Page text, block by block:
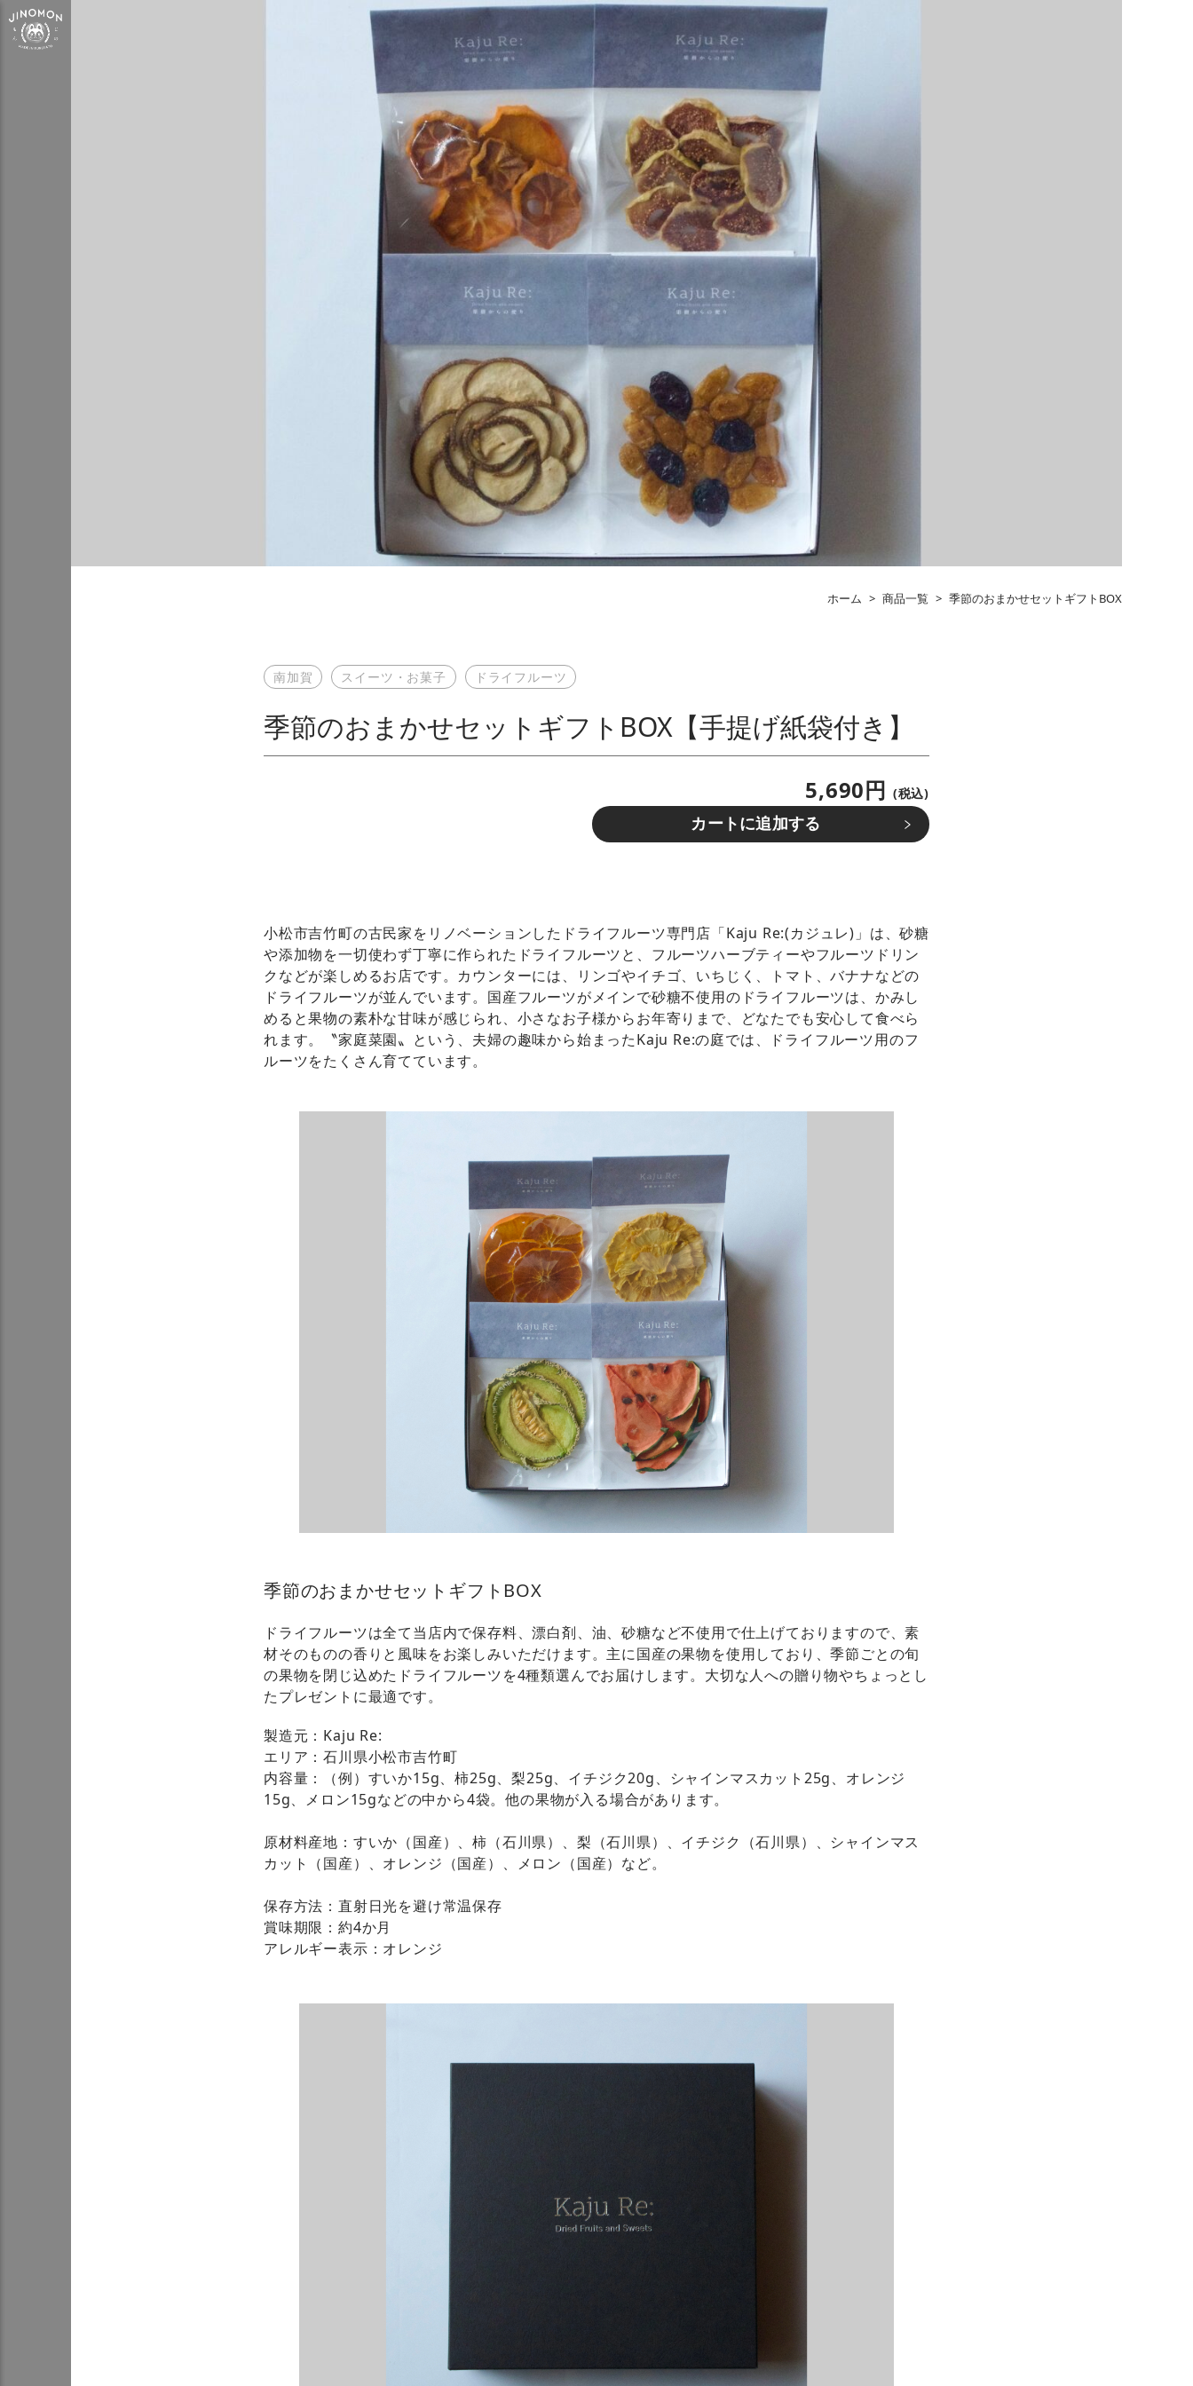
ホーム > 商品一覧 > 季節のおまかせセットギフトBOX
南加賀 スイーツ・お菓子 ドライフルーツ
季節のおまかせセットギフトBOX【手提げ紙袋付き】
5,690円 (税込)
カートに追加する
小松市吉竹町の古民家をリノベーションしたドライフルーツ専門店「Kaju Re:(カジュレ)」は、砂糖
や添加物を一切使わず丁寧に作られたドライフルーツと、フルーツハーブティーやフルーツドリン
クなどが楽しめるお店です。カウンターには、リンゴやイチゴ、いちじく、トマト、バナナなどの
ドライフルーツが並んでいます。国産フルーツがメインで砂糖不使用のドライフルーツは、かみし
めると果物の素朴な甘味が感じられ、小さなお子様からお年寄りまで、どなたでも安心して食べら
れます。〝家庭菜園〟という、夫婦の趣味から始まったKaju Re:の庭では、ドライフルーツ用のフ
ルーツをたくさん育てています。
季節のおまかせセットギフトBOX
ドライフルーツは全て当店内で保存料、漂白剤、油、砂糖など不使用で仕上げておりますので、素
材そのものの香りと風味をお楽しみいただけます。主に国産の果物を使用しており、季節ごとの旬
の果物を閉じ込めたドライフルーツを4種類選んでお届けします。大切な人への贈り物やちょっとし
たプレゼントに最適です。
製造元：Kaju Re:
エリア：石川県小松市吉竹町
内容量：（例）すいか15g、柿25g、梨25g、イチジク20g、シャインマスカット25g、オレンジ
15g、メロン15gなどの中から4袋。他の果物が入る場合があります。
原材料産地：すいか（国産）、柿（石川県）、梨（石川県）、イチジク（石川県）、シャインマス
カット（国産）、オレンジ（国産）、メロン（国産）など。
保存方法：直射日光を避け常温保存
賞味期限：約4か月
アレルギー表示：オレンジ